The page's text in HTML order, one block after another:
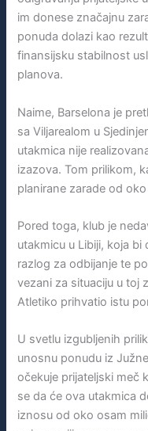
im donese značajnu
ponuda dolazi kao
finansijsku stabilnost
planova.
Naime, Barselona je
sa Viljarealom u
utakmica nije
izazova. Tom prilikom,
planirane zarade od
Pored toga, klub je
utakmicu u Libiji, koja
razlog za odbijanje te
vezani za situaciju u toj
Atletiko prihvatio istu
U svetlu izgubljenih
unosnu ponudu iz
očekuje prijateljski meč
se da će ova utakmica
iznosu od oko osam